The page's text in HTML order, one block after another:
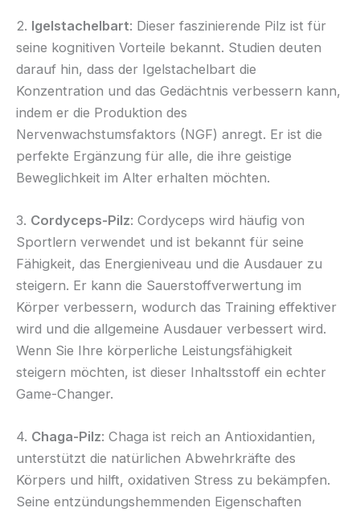
2. Igelstachelbart: Dieser faszinierende Pilz ist für
seine kognitiven Vorteile bekannt. Studien deuten
darauf hin, dass der Igelstachelbart die
Konzentration und das Gedächtnis verbessern kann,
indem er die Produktion des
Nervenwachstumsfaktors (NGF) anregt. Er ist die
perfekte Ergänzung für alle, die ihre geistige
Beweglichkeit im Alter erhalten möchten.
3. Cordyceps-Pilz: Cordyceps wird häufig von
Sportlern verwendet und ist bekannt für seine
Fähigkeit, das Energieniveau und die Ausdauer zu
steigern. Er kann die Sauerstoffverwertung im
Körper verbessern, wodurch das Training effektiver
wird und die allgemeine Ausdauer verbessert wird.
Wenn Sie Ihre körperliche Leistungsfähigkeit
steigern möchten, ist dieser Inhaltsstoff ein echter
Game-Changer.
4. Chaga-Pilz: Chaga ist reich an Antioxidantien,
unterstützt die natürlichen Abwehrkräfte des
Körpers und hilft, oxidativen Stress zu bekämpfen.
Seine entzündungshemmenden Eigenschaften